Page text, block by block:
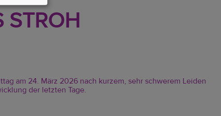
STROH
am 24. März 2026 nach kurzem, sehr schwerem Leiden
der letzten Tage.